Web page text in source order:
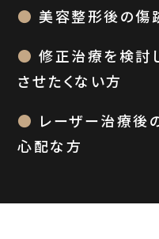
美容整形後の傷
修正治療を検討
させたくない方
レーザー治療後
心配な方